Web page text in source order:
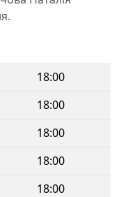
18:00
18:00
18:00
18:00
18:00